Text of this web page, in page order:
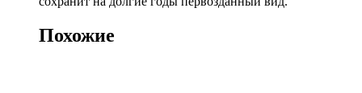
Похожие